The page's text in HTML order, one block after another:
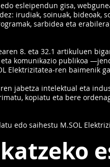
esleipendun gisa,
irudiak, soinuak, bideoak,
sarbidea eta
8. eta 32.1 artikuluen
komunikazio publikoa
Elektrizitatea-ren baimenik
jabetza intelektual eta
kopiatu eta bere
edo saihestu M.SOL